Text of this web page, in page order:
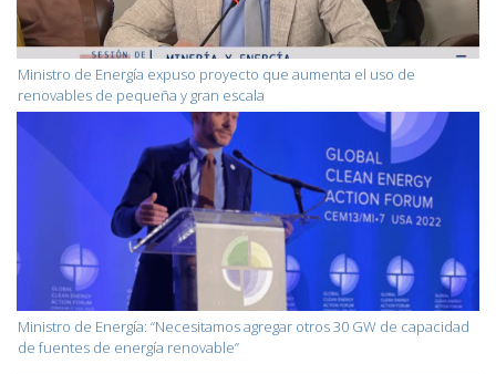
Ministro de Energía expuso proyecto que aumenta el uso de
renovables de pequeña y gran escala
Ministro de Energía: “Necesitamos agregar otros 30 GW de capacidad
de fuentes de energía renovable”